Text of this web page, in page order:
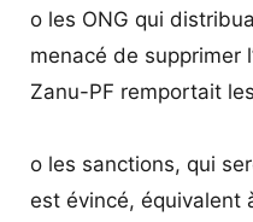
o les ONG qui
menacé de supprimer
Zanu-PF remportait
o les sanctions, qui
est évincé, équivalent